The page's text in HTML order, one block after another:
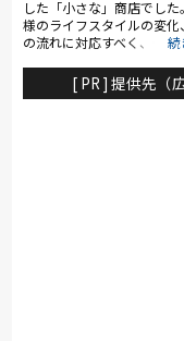
した「小さな」商店でした
様のライフスタイルの変化
の流れに対応すべく、今か
フスタイルショップ」とし
ーアルオープンしました
[ PR ] 提供先（